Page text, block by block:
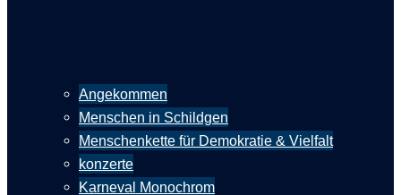
Angekommen
Menschen in Schildgen
Menschenkette für Demokratie & Vielfalt
konzerte
Karneval Monochrom